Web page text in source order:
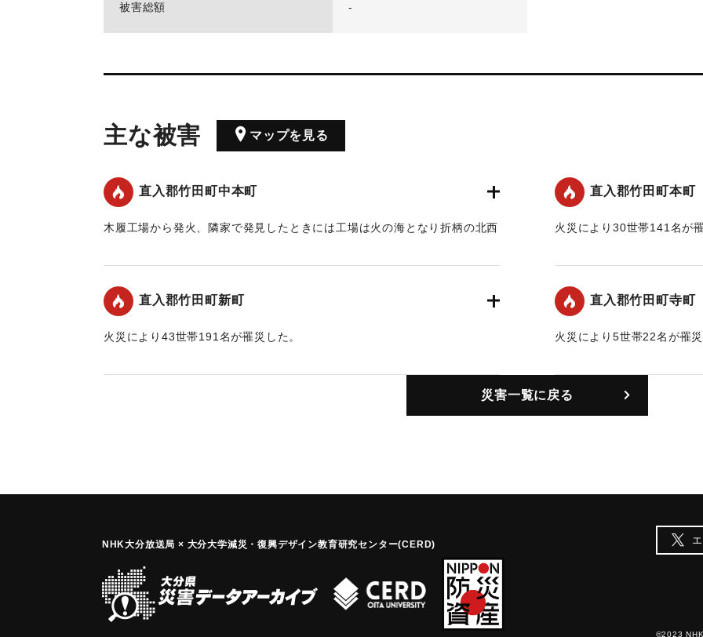
被害総額 -
主な被害 マップを見る
直入郡竹田町中本町
木履工場から発火、隣家で発見したときには工場は火の海となり折柄の北西
町、寺町と三方に燃え広がり、同町および、玉来、入田、松本その他各町村
の警防団が水の不便に屈せず必死の活動を続け、18日午前1時半に鎮火し
た。飛火のため直入地方事務所裏手に山火事が起こったが大事に至らず消し
のぼり、明治10年西南の役以来の大火で原因は木履工場の昼間作業の火の
会新聞社、社会党および自由党各直入郡支部。そのほか同町の中心をなして
大火の原因は出火家屋の無人と烈風によるもので、発見が午後10時前後と
あって、停電のためサイレンも鳴らず、上水道の断水と下水も配電会社の余
直入郡竹田町本町
火災により30世帯141名が
｜固有コード:00492002
直入郡竹田町新町
火災により43世帯191名が罹災した。
直入郡竹田町寺町
火災により5世帯22名が罹災
｜固有コード: 00492004
災害一覧に戻る
NHK大分放送局 × 大分大学減災 ・復興デザイン教育研究センター(CERD)
©2023